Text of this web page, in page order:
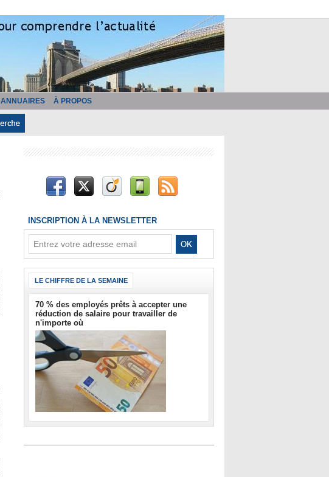
ANNUAIRES À PROPOS
INSCRIPTION À LA NEWSLETTER
LE CHIFFRE DE LA SEMAINE
70 % des employés prêts à accepter une
réduction de salaire pour travailler de
n'importe où